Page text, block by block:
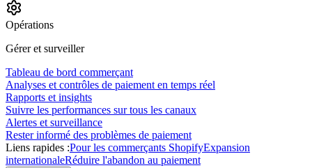
Opérations
Gérer et surveiller
Tableau de bord commerçant
Analyses et contrôles de paiement en temps réel
Rapports et insights
Suivre les performances sur tous les canaux
Alertes et surveillance
Rester informé des problèmes de paiement
Liens rapides :Pour les commerçants ShopifyExpansion
internationaleRéduire l'abandon au paiement